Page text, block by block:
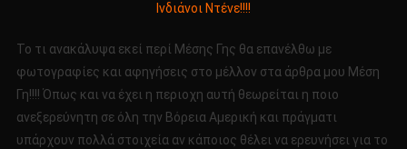
Ινδιάνοι Ντένε!!!!
Το τι ανακάλυψα εκεί περί Μέσης Γης θα επανέλθω με
φωτογραφίες και αφηγήσεις στο μέλλον στα άρθρα μου Μέση
Γη!!!! Όπως και να έχει η περιοχη αυτή θεωρείται η ποιο
ανεξερεύνητη σε όλη την Βόρεια Αμερική και πράγματι
υπάρχουν πολλά στοιχεία αν κάποιος θέλει να ερευνήσει για το